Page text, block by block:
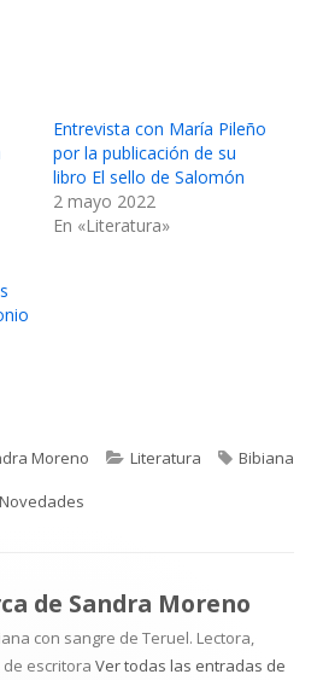
Entrevista con María Pileño
por la publicación de su
libro El sello de Salomón
2 mayo 2022
En «Literatura»
Moreno Categorías
Literatura Etiquetas
Bibiana
Novedades
de Sandra Moreno
con sangre de Teruel. Lectora,
escritora Ver todas las entradas de